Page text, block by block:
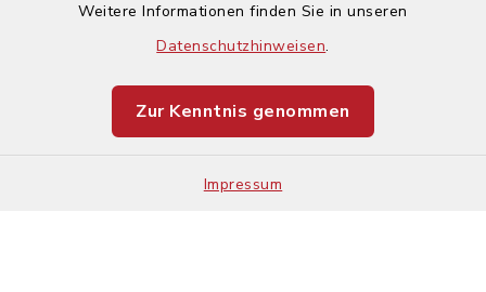
Weitere Informationen finden Sie in unseren
Datenschutzhinweisen.
Zur Kenntnis genommen
Impressum
Barrierefreiheit
Impressum
Sitemap